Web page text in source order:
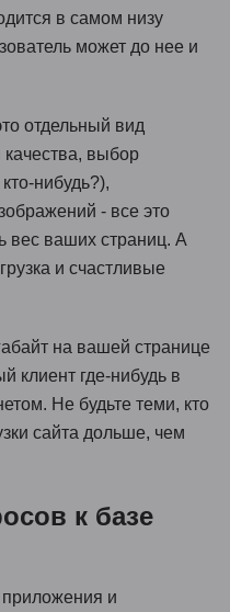
в самом низу
может до нее и
отдельный вид
качества, выбор
нибудь?),
- все это
вес ваших страниц. А
и счастливые
на вашей странице
клиент где-нибудь в
Не будьте теми, кто
сайта дольше, чем
к базе
и